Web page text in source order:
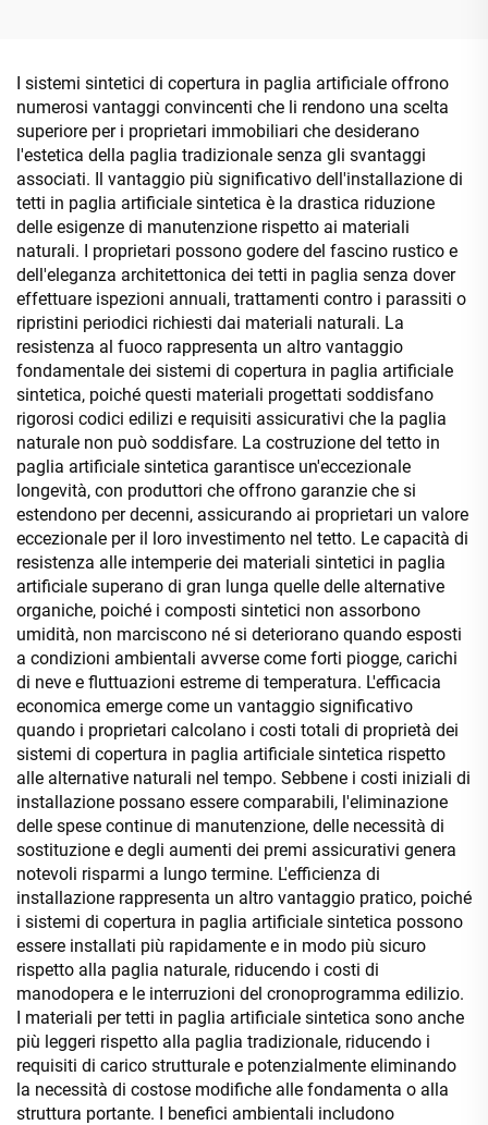
I sistemi sintetici di copertura in paglia artificiale offrono
numerosi vantaggi convincenti che li rendono una scelta
superiore per i proprietari immobiliari che desiderano
l'estetica della paglia tradizionale senza gli svantaggi
associati. Il vantaggio più significativo dell'installazione di
tetti in paglia artificiale sintetica è la drastica riduzione
delle esigenze di manutenzione rispetto ai materiali
naturali. I proprietari possono godere del fascino rustico e
dell'eleganza architettonica dei tetti in paglia senza dover
effettuare ispezioni annuali, trattamenti contro i parassiti o
ripristini periodici richiesti dai materiali naturali. La
resistenza al fuoco rappresenta un altro vantaggio
fondamentale dei sistemi di copertura in paglia artificiale
sintetica, poiché questi materiali progettati soddisfano
rigorosi codici edilizi e requisiti assicurativi che la paglia
naturale non può soddisfare. La costruzione del tetto in
paglia artificiale sintetica garantisce un'eccezionale
longevità, con produttori che offrono garanzie che si
estendono per decenni, assicurando ai proprietari un valore
eccezionale per il loro investimento nel tetto. Le capacità di
resistenza alle intemperie dei materiali sintetici in paglia
artificiale superano di gran lunga quelle delle alternative
organiche, poiché i composti sintetici non assorbono
umidità, non marciscono né si deteriorano quando esposti
a condizioni ambientali avverse come forti piogge, carichi
di neve e fluttuazioni estreme di temperatura. L'efficacia
economica emerge come un vantaggio significativo
quando i proprietari calcolano i costi totali di proprietà dei
sistemi di copertura in paglia artificiale sintetica rispetto
alle alternative naturali nel tempo. Sebbene i costi iniziali di
installazione possano essere comparabili, l'eliminazione
delle spese continue di manutenzione, delle necessità di
sostituzione e degli aumenti dei premi assicurativi genera
notevoli risparmi a lungo termine. L'efficienza di
installazione rappresenta un altro vantaggio pratico, poiché
i sistemi di copertura in paglia artificiale sintetica possono
essere installati più rapidamente e in modo più sicuro
rispetto alla paglia naturale, riducendo i costi di
manodopera e le interruzioni del cronoprogramma edilizio.
I materiali per tetti in paglia artificiale sintetica sono anche
più leggeri rispetto alla paglia tradizionale, riducendo i
requisiti di carico strutturale e potenzialmente eliminando
la necessità di costose modifiche alle fondamenta o alla
struttura portante. I benefici ambientali includono